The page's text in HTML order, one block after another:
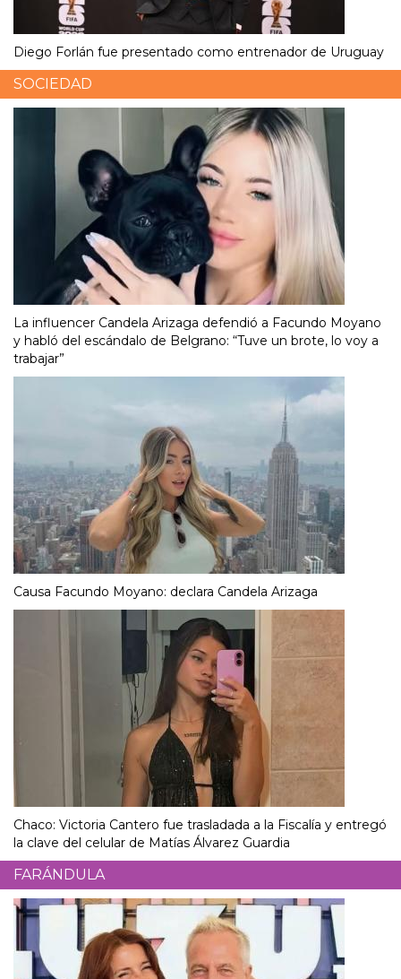
Diego Forlán fue presentado como entrenador de Uruguay
SOCIEDAD
La influencer Candela Arizaga defendió a Facundo Moyano
y habló del escándalo de Belgrano: “Tuve un brote, lo voy a
trabajar”
Causa Facundo Moyano: declara Candela Arizaga
Chaco: Victoria Cantero fue trasladada a la Fiscalía y entregó
la clave del celular de Matías Álvarez Guardia
FARÁNDULA